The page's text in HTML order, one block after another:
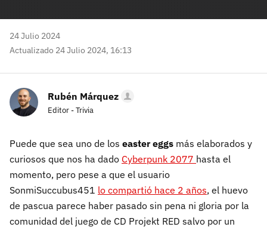
24 Julio 2024
Actualizado 24 Julio 2024, 16:13
Rubén Márquez
Editor - Trivia
Puede que sea uno de los easter eggs más elaborados y
curiosos que nos ha dado Cyberpunk 2077 hasta el
momento, pero pese a que el usuario
SonmiSuccubus451 lo compartió hace 2 años, el huevo
de pascua parece haber pasado sin pena ni gloria por la
comunidad del juego de CD Projekt RED salvo por un